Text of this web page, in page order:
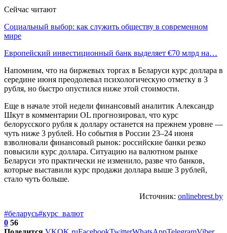
Сейчас читают
Социальный выбор: как служить обществу в современном
мире
Европейский инвестиционный банк выделяет €70 млрд на…
Напомним, что на биржевых торгах в Беларуси курс доллара в
середине июня преодолевал психологическую отметку в 3
рубля, но быстро опустился ниже этой стоимости.
Еще в начале этой недели финансовый аналитик Александр
Шкут в комментарии OL прогнозировал, что курс
белорусского рубля к доллару останется на прежнем уровне —
чуть ниже 3 рублей. Но события в России 23–24 июня
взволновали финансовый рынок: российские банки резко
повысили курс доллара. Ситуацию на валютном рынке
Беларуси это практически не изменило, разве что банков,
которые выставили курс продажи доллара выше 3 рублей,
стало чуть больше.
Источник: onlinebrest.by
#беларусь#курс_валют
0 56